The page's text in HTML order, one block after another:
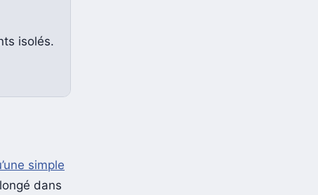
isolés.
simple
dans